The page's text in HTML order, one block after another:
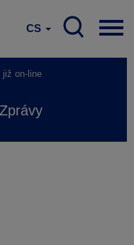
CS
již on-line
Zprávy